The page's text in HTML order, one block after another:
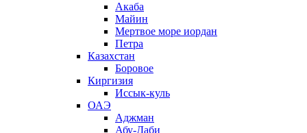
Акаба
Майин
Мертвое море иордан
Петра
Казахстан
Боровое
Киргизия
Иссык-куль
ОАЭ
Аджман
Абу-Даби